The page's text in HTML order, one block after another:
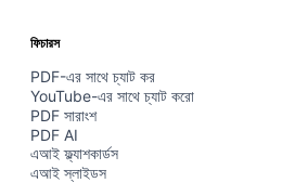
ফিচারস
PDF-এর সাথে চ্যাট কর
YouTube-এর সাথে চ্যাট করো
PDF সারাংশ
PDF AI
এআই ফ্ল্যাশকার্ডস
এআই স্লাইডস